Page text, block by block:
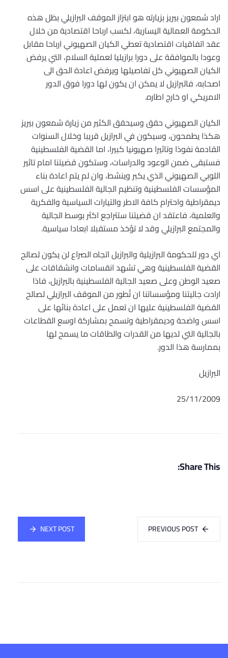
اراد شمعون بيريز بزيارته هو ابتزاز الموقف البرازيلي بظل هذه
الحكومة العمالية اليسارية، لكسب ارباحا اقتصادية من خلال
عقد اتفاقيات اقتصادية تعطي الكيان الصهيوني ارباحا مقابل
وعودا بالموافقة على دورا برازيليا لعملية السلام، التي يرفض
الكيان الصهيوني كل تفاصيلها ويرفض اعادة الحق الى
اصحابه، فالبرازيل لا يمكن ان يكون لها دورا فوق الدور
الامريكي او خارج اطاره.
الكيان الصهيوني حقق وسيحقق الكثير من زيارة شمعون بيريز
هكذا يطمحون، وسيكون في البرازيل قريبا وخلال السنوات
القادمة نفوذا وتاثيرا صهيونيا كبيرا، اما القضية الفلسطينية
فستبقى ضمن الوعود والدراسات، وستكون قضيتنا امام تاثير
اللوبي الصهيوني الذي يكبر وينشط، وان لم يتم اعادة بناء
المؤسسات الفلسطينية وتنظيم الجالية الفلسطينية على اسس
ديمقراطية واحترام كافة الاطر والتيارات السياسية والفكرية
والعلمية، فاعتقد ان قضيتنا ستتراجع اكثر بوسط الجالية
والمجتمع البرازيلي وقد لا تؤخذ مستقبلا ابعادا سياسية.
اي دور للحكومة البرازيلية والبرازيل اتجاه الصراع لن يكون لصالح
القضية الفلسطينية وهي تشهد انقسامات وانشقاقات على
صعيد الوطن وعلى صعيد الجالية الفلسطينية بالبرازيل، فاذا
ارادت جاليتنا ومؤسساتنا ان تُطور من الموقف البرازيلي لصالح
القضية الفلسطينية عليها ان تعمل على اعادة بنائها على
اسس واضحة وديمقراطية وتسمح بمشاركة اوسع القطاعات
بالجالية التي لديها من القدرات والطاقات ما يسمح لها
بممارسة هذا الدور.
البرازيل
25/11/2009
Share This:
PREVIOUS POST
NEXT POST